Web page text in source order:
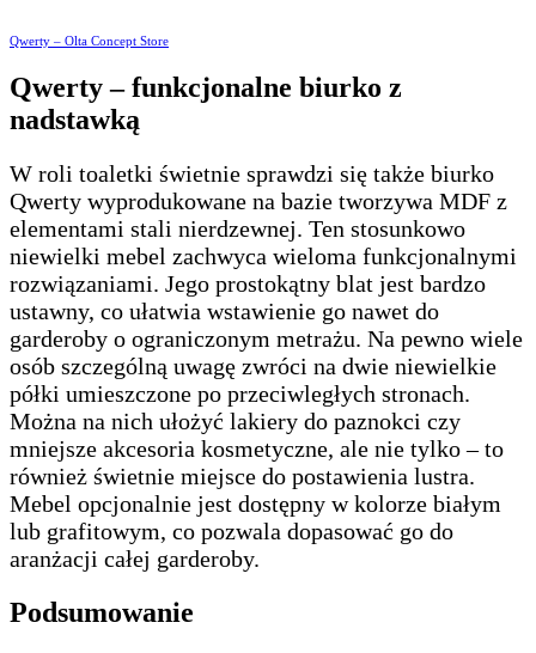
Qwerty – Olta Concept Store
Qwerty – funkcjonalne biurko z
nadstawką
W roli toaletki świetnie sprawdzi się także biurko
Qwerty wyprodukowane na bazie tworzywa MDF z
elementami stali nierdzewnej. Ten stosunkowo
niewielki mebel zachwyca wieloma funkcjonalnymi
rozwiązaniami. Jego prostokątny blat jest bardzo
ustawny, co ułatwia wstawienie go nawet do
garderoby o ograniczonym metrażu. Na pewno wiele
osób szczególną uwagę zwróci na dwie niewielkie
półki umieszczone po przeciwległych stronach.
Można na nich ułożyć lakiery do paznokci czy
mniejsze akcesoria kosmetyczne, ale nie tylko – to
również świetnie miejsce do postawienia lustra.
Mebel opcjonalnie jest dostępny w kolorze białym
lub grafitowym, co pozwala dopasować go do
aranżacji całej garderoby.
Podsumowanie